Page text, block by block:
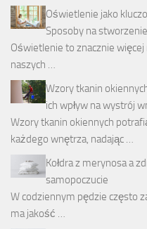
Oświetlenie jako
Sposoby na
Oświetlenie to znacznie
naszych …
Wzory tkanin
ich wpływ na wystrój
Wzory tkanin okiennych
każdego wnętrza, nadając …
Kołdra z merynosa a
samopoczucie
W codziennym pędzie często
ma jakość …